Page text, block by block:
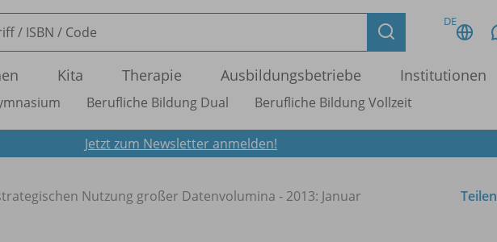
DE
Kita Therapie Ausbildungsbetriebe Institutionen
Berufliche Bildung Dual Berufliche Bildung Vollzeit
Jetzt zum Newsletter anmelden!
Nutzung großer Datenvolumina - 2013: Januar Teilen